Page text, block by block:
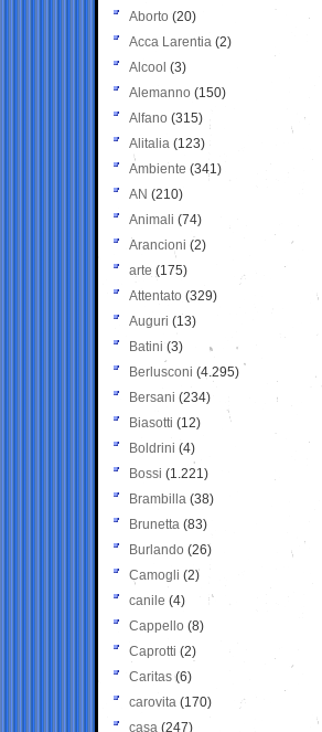
Aborto (20)
Acca Larentia (2)
Alcool (3)
Alemanno (150)
Alfano (315)
Alitalia (123)
Ambiente (341)
AN (210)
Animali (74)
Arancioni (2)
arte (175)
Attentato (329)
Auguri (13)
Batini (3)
Berlusconi (4.295)
Bersani (234)
Biasotti (12)
Boldrini (4)
Bossi (1.221)
Brambilla (38)
Brunetta (83)
Burlando (26)
Camogli (2)
canile (4)
Cappello (8)
Caprotti (2)
Caritas (6)
carovita (170)
casa (247)